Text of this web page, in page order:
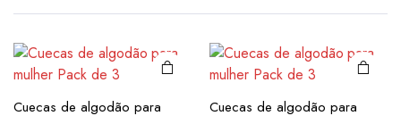
The
options
Cuecas de algodão para
The
options
Cuecas de algodão para